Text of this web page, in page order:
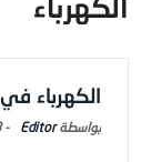
الكهرباء
Editor
-